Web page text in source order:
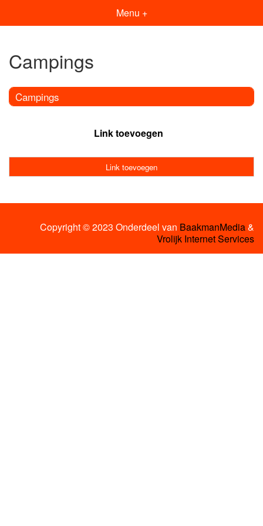
Menu +
Campings
Campings
Link toevoegen
Link toevoegen
Copyright © 2023 Onderdeel van BaakmanMedia&
Vrolijk Internet Services